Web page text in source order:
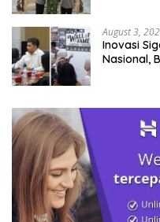
August 3,
Inovasi
Nasional,